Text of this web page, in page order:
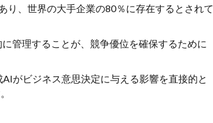
り、世界の大手企業の80％に存在するとされて
に管理することが、競争優位を確保するために
AIがビジネス意思決定に与える影響を直接的と